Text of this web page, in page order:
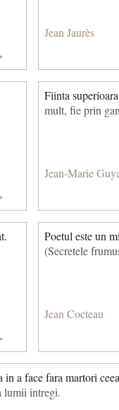
Jean Jaurès
Fiinta
mult, fie prin
Jean-Marie
Poetul este un
(Secretele
Jean Cocteau
a face fara martori
lumii intregi.